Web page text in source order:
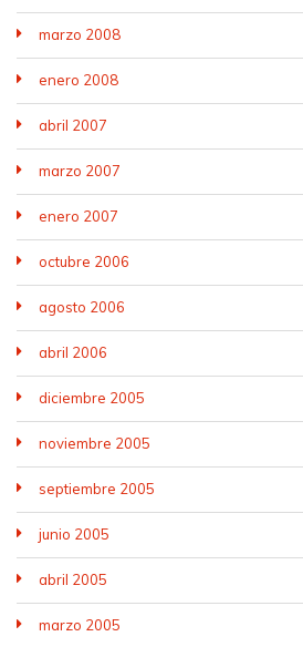
marzo 2008
enero 2008
abril 2007
marzo 2007
enero 2007
octubre 2006
agosto 2006
abril 2006
diciembre 2005
noviembre 2005
septiembre 2005
junio 2005
abril 2005
marzo 2005